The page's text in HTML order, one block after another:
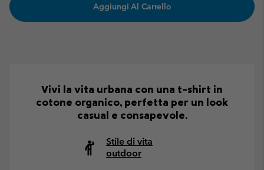
Aggiungi Al Carrello
Vivi la vita urbana con una t-shirt in
cotone organico, perfetta per un look
casual e consapevole.
Stile di vita
outdoor